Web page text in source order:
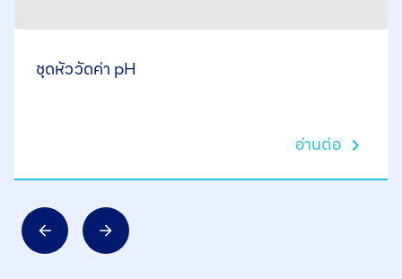
ชุดหัววัดค่า pH
อ่านต่อ